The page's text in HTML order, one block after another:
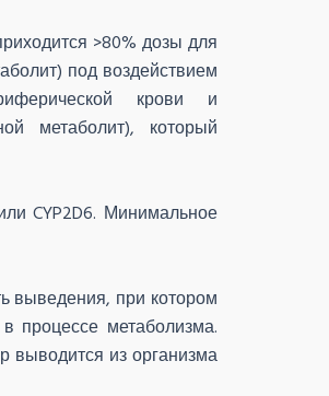
>80% дозы для
под воздействием
крови и
метаболит), который
CYP2D6. Минимальное
выведения, при котором
процессе метаболизма.
выводится из организма